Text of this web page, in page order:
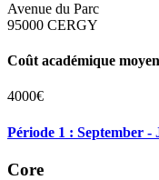
Avenue du Parc
95000 CERGY
Coût académique
4000€
Période 1 : September -
Core